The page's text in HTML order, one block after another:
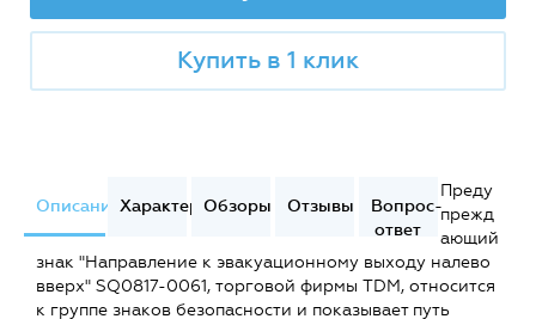
Купить в 1 клик
ОписаниеХарактеристики
Обзоры Отзывы
Вопрос-
ответ
Преду
прежд
ающий
знак "Направление к эвакуационному выходу налево
вверх" SQ0817-0061, торговой фирмы TDM, относится
к группе знаков безопасности и показывает путь